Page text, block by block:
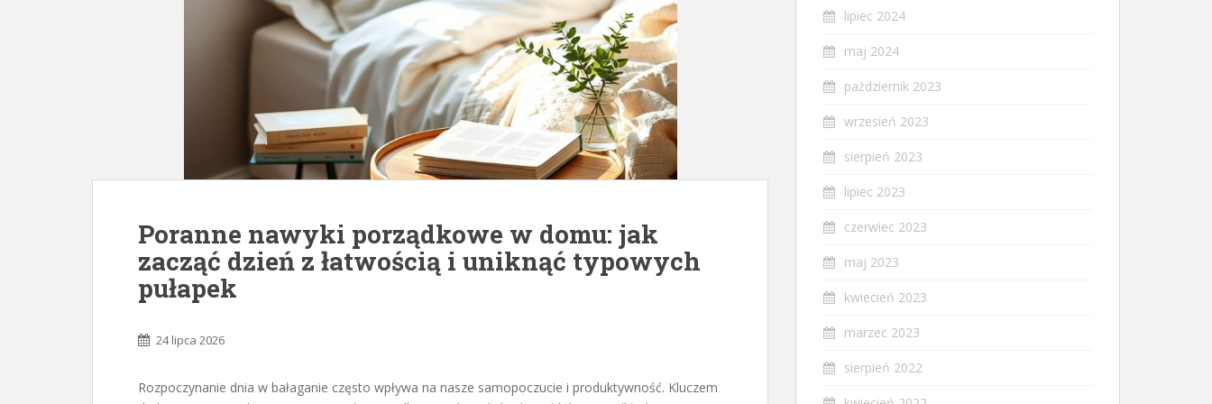
Poranne nawyki porządkowe w domu: jak
zacząć dzień z łatwością i uniknąć typowych
pułapek
24 lipca 2026
Rozpoczynanie dnia w bałaganie często wpływa na nasze samopoczucie i produktywność. Kluczem
lipiec 2024
maj 2024
październik 2023
wrzesień 2023
sierpień 2023
lipiec 2023
czerwiec 2023
maj 2023
kwiecień 2023
marzec 2023
sierpień 2022